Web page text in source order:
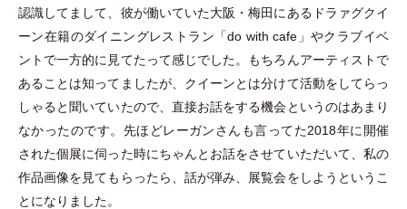
認識してまして、彼が働いていた大阪 ・梅田にあるドラァグクイ
ーン在籍のダイニングレストラン 「do with cafe 」やクラブイベ
ントで一方的に見てたって感じでした。もちろんアーティストで
あることは知ってましたが、クイーンとは分けて活動をしてらっ
しゃると聞いていたので、直接お話をする機会というのはあまり
なかったのです。先ほどレーガンさんも言ってた2018年に開催
された個展に伺った時にちゃんとお話をさせていただいて、私の
作品画像を見てもらったら、話が弾み、展覧会をしようというこ
とになりました。